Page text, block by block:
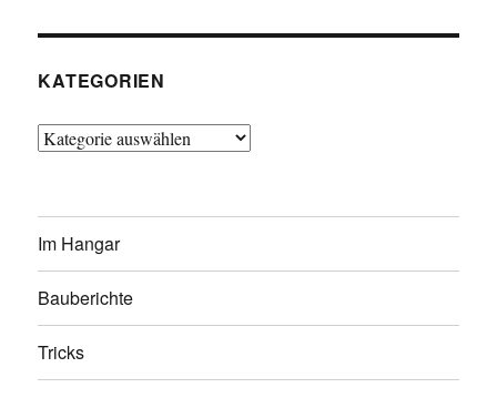
KATEGORIEN
Kategorien
Im Hangar
Bauberichte
Tricks